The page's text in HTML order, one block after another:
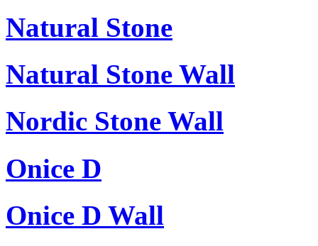
Natural Stone
Natural Stone Wall
Nordic Stone Wall
Onice D
Onice D Wall